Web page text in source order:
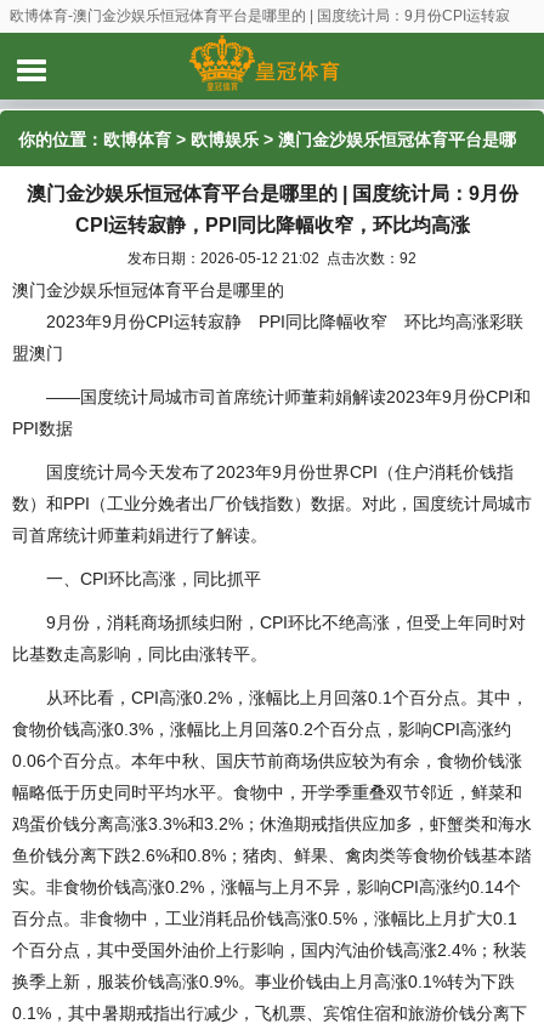
欧博体育-澳门金沙娱乐恒冠体育平台是哪里的 | 国度统计局：9月份CPI运转寂
静，PPI同比降幅收窄，环比均高涨
你的位置： 欧博体育 > 欧博娱乐 > 澳门金沙娱乐恒冠体育平台是哪
里的 | 国度统计局：9月份CPI运转寂静，PPI同比降幅收窄，环比均
澳门金沙娱乐恒冠体育平台是哪里的 | 国度统计局：9月份
CPI运转寂静，PPI同比降幅收窄，环比均高涨
发布日期：2026-05-12 21:02 点击次数：92
澳门金沙娱乐恒冠体育平台是哪里的
2023年9月份CPI运转寂静 PPI同比降幅收窄 环比均高涨彩联
盟澳门
——国度统计局城市司首席统计师董莉娟解读2023年9月份CPI和
PPI数据
国度统计局今天发布了2023年9月份世界CPI（住户消耗价钱指
数）和PPI（工业分娩者出厂价钱指数）数据。对此，国度统计局城市
司首席统计师董莉娟进行了解读。
一、CPI环比高涨，同比抓平
9月份，消耗商场抓续归附，CPI环比不绝高涨，但受上年同时对
比基数走高影响，同比由涨转平。
从环比看，CPI高涨0.2%，涨幅比上月回落0.1个百分点。其中，
食物价钱高涨0.3%，涨幅比上月回落0.2个百分点，影响CPI高涨约
0.06个百分点。本年中秋、国庆节前商场供应较为有余，食物价钱涨
幅略低于历史同时平均水平。食物中，开学季重叠双节邻近，鲜菜和
鸡蛋价钱分离高涨3.3%和3.2%；休渔期戒指供应加多，虾蟹类和海水
鱼价钱分离下跌2.6%和0.8%；猪肉、鲜果、禽肉类等食物价钱基本踏
实。非食物价钱高涨0.2%，涨幅与上月不异，影响CPI高涨约0.14个
百分点。非食物中，工业消耗品价钱高涨0.5%，涨幅比上月扩大0.1
个百分点，其中受国外油价上行影响，国内汽油价钱高涨2.4%；秋装
换季上新，服装价钱高涨0.9%。事业价钱由上月高涨0.1%转为下跌
0.1%，其中暑期戒指出行减少，飞机票、宾馆住宿和旅游价钱分离下